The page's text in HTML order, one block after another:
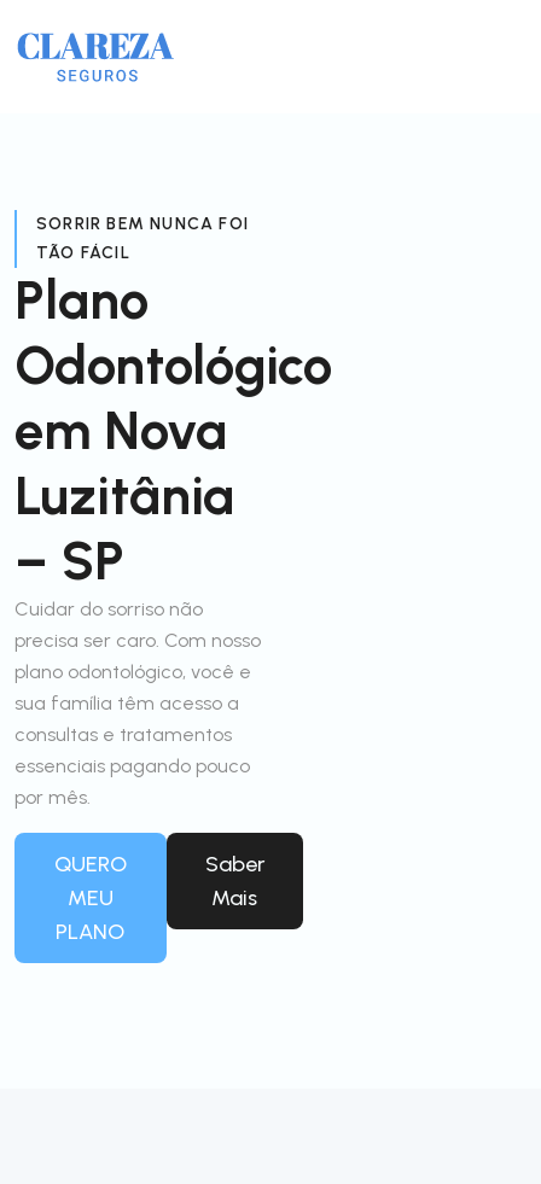
SORRIR BEM NUNCA FOI
TÃO FÁCIL
Plano
Odontológico
em Nova
Luzitânia
– SP
Cuidar do sorriso não
precisa ser caro. Com nosso
plano odontológico, você e
sua família têm acesso a
consultas e tratamentos
essenciais pagando pouco
por mês.
QUERO
MEU
PLANO
Saber
Mais